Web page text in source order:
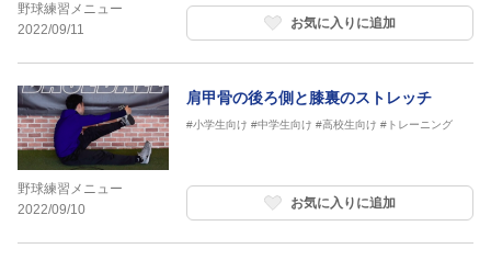
野球練習メニュー
2022/09/11
お気に入りに追加
野球練習メニュー
2022/09/10
肩甲骨の後ろ側と膝裏のストレッチ
#小学生向け #中学生向け #高校生向け #トレーニング
お気に入りに追加